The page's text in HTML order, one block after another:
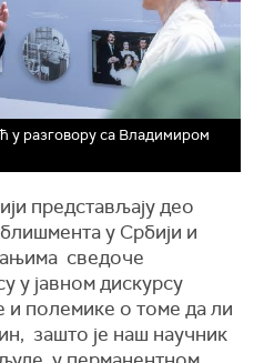
у разговору са Владимиром
представљају део
у Србији и
сведоче
у јавном дискурсу
полемике о томе да ли
зашто је наш научник